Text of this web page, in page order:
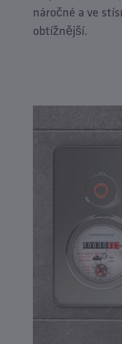
náročné a ve
obtížnější.